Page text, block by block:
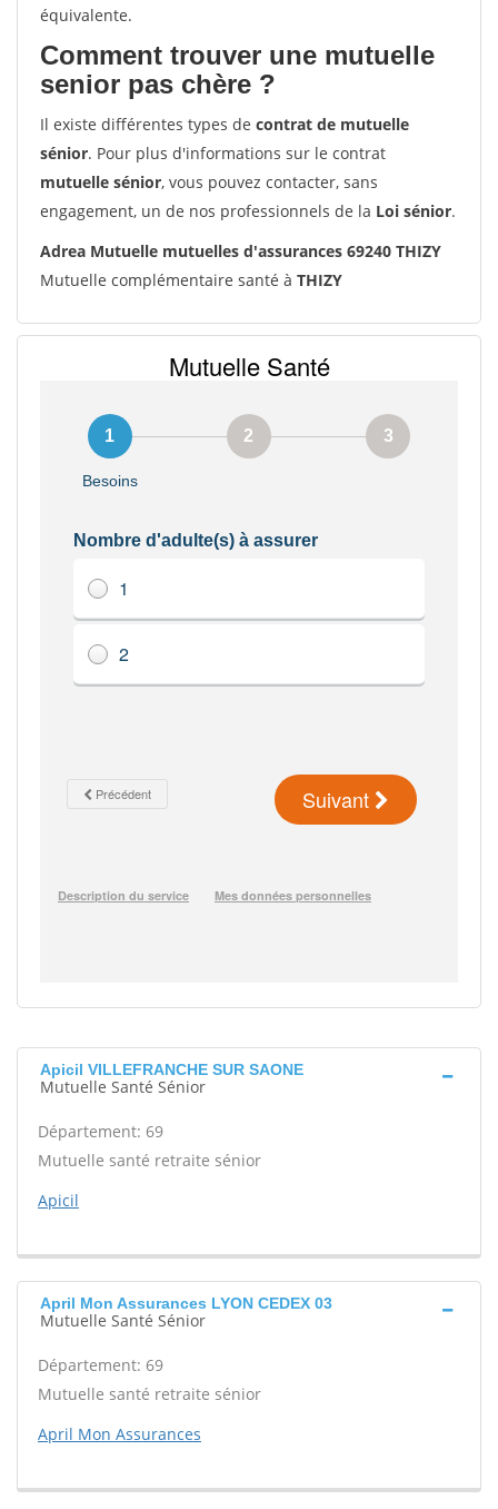
équivalente.
Comment trouver une mutuelle
senior pas chère ?
Il existe différentes types de contrat de mutuelle
sénior. Pour plus d'informations sur le contrat
mutuelle sénior, vous pouvez contacter, sans
engagement, un de nos professionnels de la Loi sénior.
Adrea Mutuelle mutuelles d'assurances 69240 THIZY
Mutuelle complémentaire santé à THIZY
Apicil VILLEFRANCHE SUR SAONE
Mutuelle Santé Sénior
Département: 69
Mutuelle santé retraite sénior
Apicil
April Mon Assurances LYON CEDEX 03
Mutuelle Santé Sénior
Département: 69
Mutuelle santé retraite sénior
April Mon Assurances